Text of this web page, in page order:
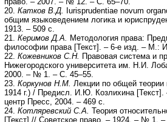
20. Катков В.Д.
Iurisprudentiae novum
общим языковедением логика и
1913. – 509 с.
21. Керимов Д.А.
Методология права:
философии права [Текст]. – 6-е изд. – М.:
22. Кожевников С.Н. Правовая система и
Нижегородского университета им. Н.И.
2000. – № 1. – С. 45–55.
23. Коркунов Н.М. Лекции по общей теории
1914 г.) / Предисл. И.Ю. Козлихина
центр Пресс, 2004. – 469 с.
24. Котляревский С.А. Теория
[Текст] // Советское право. – 1924. – № 1. –